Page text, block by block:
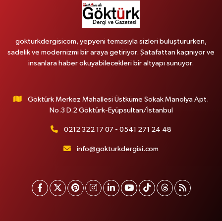
gokturkdergisicom, yepyeni temasıyla sizleri buluştururken,
sadelik ve modernizmi bir araya getiriyor. Şatafattan kaçınıyor ve
insanlara haber okuyabilecekleri bir altyapı sunuyor.
Göktürk Merkez Mahallesi Üstküme Sokak Manolya Apt.
No.3 D.2 Göktürk-Eyüpsultan/İstanbul
0212 322 17 07 - 0541 271 24 48
info@gokturkdergisi.com